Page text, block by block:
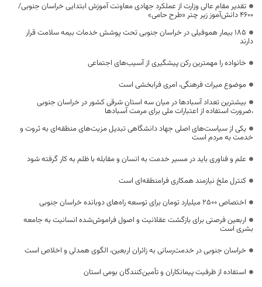
تقدیر مقام عالی وزارت از عملکرد جهادی معاونت آموزش ابتدایی خراسان جنوبی/
۴۶۰۰ دانش‌آموز زیر چتر «طرح حامی»
۱۸۵ بیمار هموفیلی در خراسان جنوبی تحت پوشش خدمات بیمه سلامت قرار
دارند
خانواده را مهمترین رکن پیشگیری از آسیب‌های اجتماعی
موضوع میراث فرهنگی، امری فرابخشی است
بیشترین تعداد آسبادها در میان سه استان شرقی کشور در خراسان جنوبی
،ضرورت استفاده از اعتبارات ملی برای مرمت آسبادها
یکی از سیاست‌های اصلی جهاد دانشگاهی تبدیل مزیت‌های منطقه‌ای به ثروت و
خدمت به مردم است
علم و فناوری باید در مسیر خدمت به انسان و مقابله با ظلم به کار گرفته شود
کنترل ملخ نیازمند همکاری فرامنطقه‌ای است
اختصاص 2500 میلیارد تومان برای توسعه راه‌های دوبانده خراسان جنوبی
اربعین فرصتی برای بازگشت عقلانیت و اصول فراموش‌شده انسانیت به جامعه
بشری است
خراسان جنوبی در خدمت‌رسانی به زائران اربعین، الگوی همدلی و اخلاص است
استفاده از ظرفیت پیمانکاران و تأمین‌کنندگان بومی استان